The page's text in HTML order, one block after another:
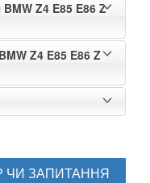
Z4 E85 E86 Z
Z4 E85 E86 Z
ЧИ ЗАПИТАННЯ